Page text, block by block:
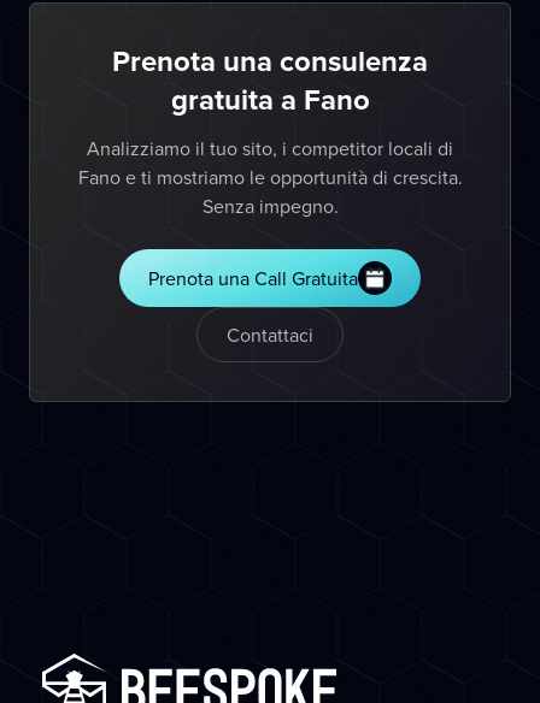
Prenota una consulenza
gratuita a Fano
Analizziamo il tuo sito, i competitor locali di
Fano e ti mostriamo le opportunità di crescita.
Senza impegno.
Prenota una Call Gratuita
Contattaci